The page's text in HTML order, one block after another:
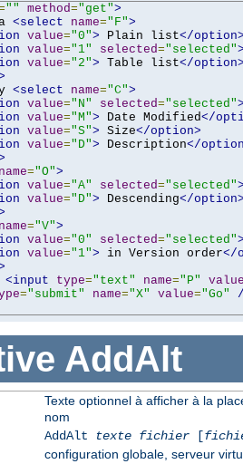
"" method="get">
<select name="F">
value="0"> Plain list</
value="1" selected="selected"
value="2"> Table list</
<select name="C">
value="N" selected="selected"
value="M"> Date Modified</
value="S"> Size</option>
value="D"> Description</
name="O">
value="A" selected="selected"
value="D"> Descending</
name="V">
value="0" selected="selected"
value="1"> in Version order</
<input type="text" name="P"
="submit" name="X" value="Go"
AddAlt
Texte optionnel à afficher à la
nom
AddAlt texte fichier[
configuration globale, serveur